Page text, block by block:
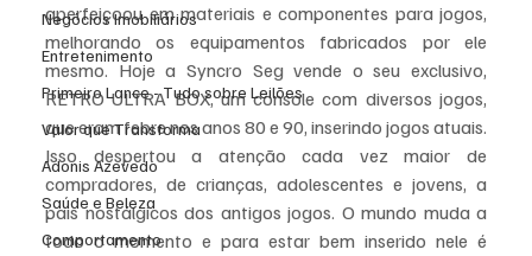
Negócios Imobiliários
Entretenimento
Primeiro Lance - Tudo sobre Leilões
Valor que Transforma
Adonis Azevedo
Saúde e Beleza
Comportamento
aperfeiçoou em materiais e componentes para jogos,
melhorando os equipamentos fabricados por ele
mesmo. Hoje a Syncro Seg vende o seu exclusivo,
RETRO ULTRA BOX, um console com diversos jogos,
que eram febre nos anos 80 e 90, inserindo jogos atuais.
Isso despertou a atenção cada vez maior de
compradores, de crianças, adolescentes e jovens, a
pais nostálgicos dos antigos jogos. O mundo muda a
todo o momento e para estar bem inserido nele é